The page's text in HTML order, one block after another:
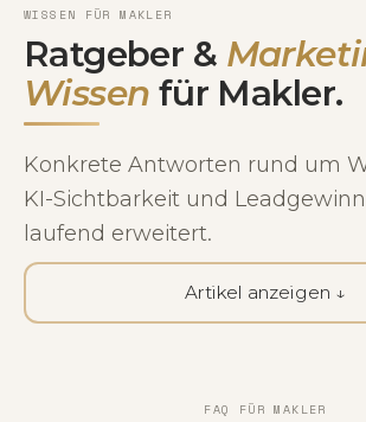
WISSEN FÜR MAKLER
Ratgeber &
Wissen für Makler.
Konkrete Antworten rund um
KI-Sichtbarkeit und
laufend erweitert.
Artikel anzeigen ↓
FAQ FÜR MAKLER